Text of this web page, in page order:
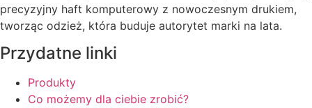
precyzyjny haft komputerowy z nowoczesnym drukiem,
tworząc odzież, która buduje autorytet marki na lata.
Przydatne linki
Produkty
Co możemy dla ciebie zrobić?